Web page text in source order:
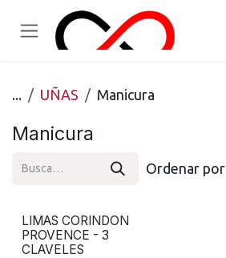
... UÑAS Manicura
Manicura
Ordenar por
LIMAS CORINDON
PROVENCE - 3
CLAVELES